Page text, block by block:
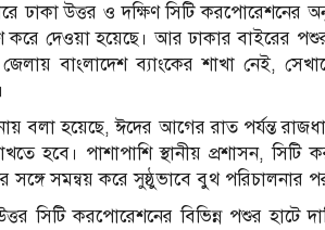
ঢাকা উত্তর ও দক্ষিণ সিটি
করে দেওয়া হয়েছে। আর ঢাকার বাইরের
বাংলাদেশ ব্যাংকের শাখা নেই,
বলা হয়েছে, ঈদের আগের রাত পর্যন্ত
হবে। পাশাপাশি স্থানীয় প্রশাসন,
সঙ্গে সমন্বয় করে সুষ্ঠুভাবে বুথ পরিচালনার
সিটি করপোরেশনের বিভিন্ন পশুর হাটে